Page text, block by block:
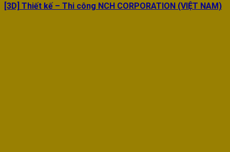
[3D] Thiết kế – Thi công NCH CORPORATION (VIỆT NAM)